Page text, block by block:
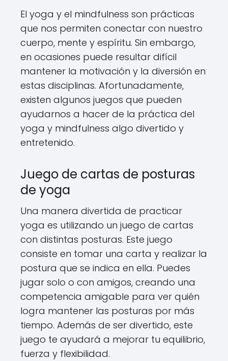
El yoga y el mindfulness son prácticas
que nos permiten conectar con nuestro
cuerpo, mente y espíritu. Sin embargo,
en ocasiones puede resultar difícil
mantener la motivación y la diversión en
estas disciplinas. Afortunadamente,
existen algunos juegos que pueden
ayudarnos a hacer de la práctica del
yoga y mindfulness algo divertido y
entretenido.
Juego de cartas de posturas
de yoga
Una manera divertida de practicar
yoga es utilizando un juego de cartas
con distintas posturas. Este juego
consiste en tomar una carta y realizar la
postura que se indica en ella. Puedes
jugar solo o con amigos, creando una
competencia amigable para ver quién
logra mantener las posturas por más
tiempo. Además de ser divertido, este
juego te ayudará a mejorar tu equilibrio,
fuerza y flexibilidad.